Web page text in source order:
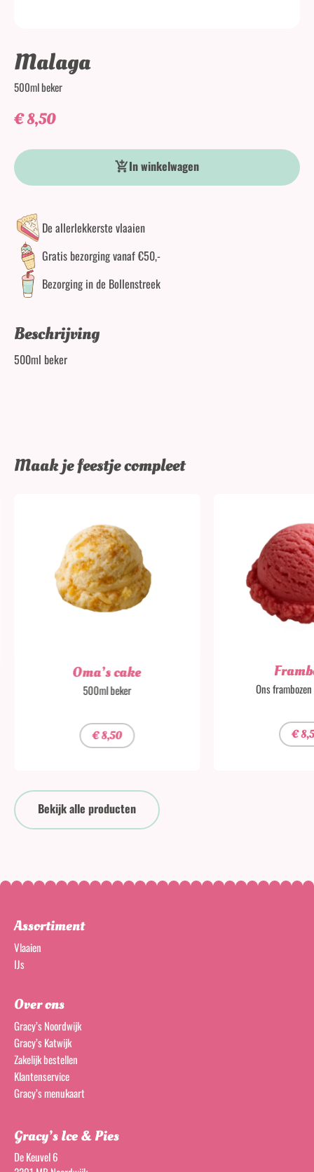
Malaga
500ml beker
€8,50
Malaga aantal
In winkelwagen
De allerlekkerste vlaaien
Gratis bezorging vanaf €50,-
Bezorging in de Bollenstreek
Beschrijving
500ml beker
Maak je feestje compleet
Oma’s cake
500ml beker
€8,50
Ons
€
Bekijk alle producten
Assortiment
Vlaaien
IJs
Over ons
Gracy’s Noordwijk
Gracy’s Katwijk
Zakelijk bestellen
Klantenservice
Gracy’s menukaart
Gracy’s Ice & Pies
De Keuvel 6